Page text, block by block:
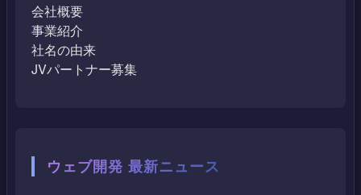
会社概要
事業紹介
社名の由来
JVパートナー募集
ウェブ開発 最新ニュース